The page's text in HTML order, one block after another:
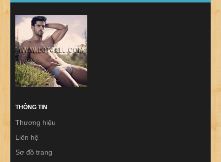
THÔNG TIN
Thương hiệu
Liên hệ
Sơ đồ trang